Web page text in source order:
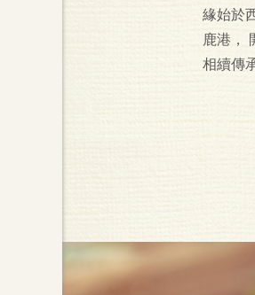
緣始於
鹿港，
相續傳